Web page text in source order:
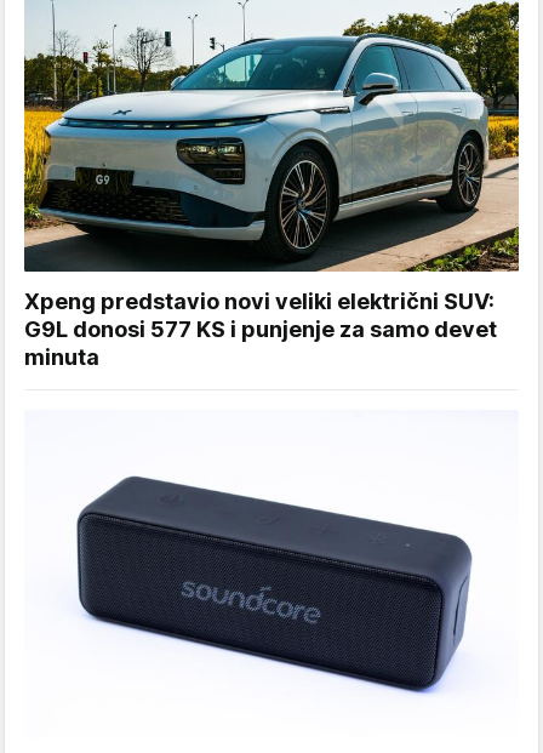
Xpeng predstavio novi veliki električni SUV:
G9L donosi 577 KS i punjenje za samo devet
minuta